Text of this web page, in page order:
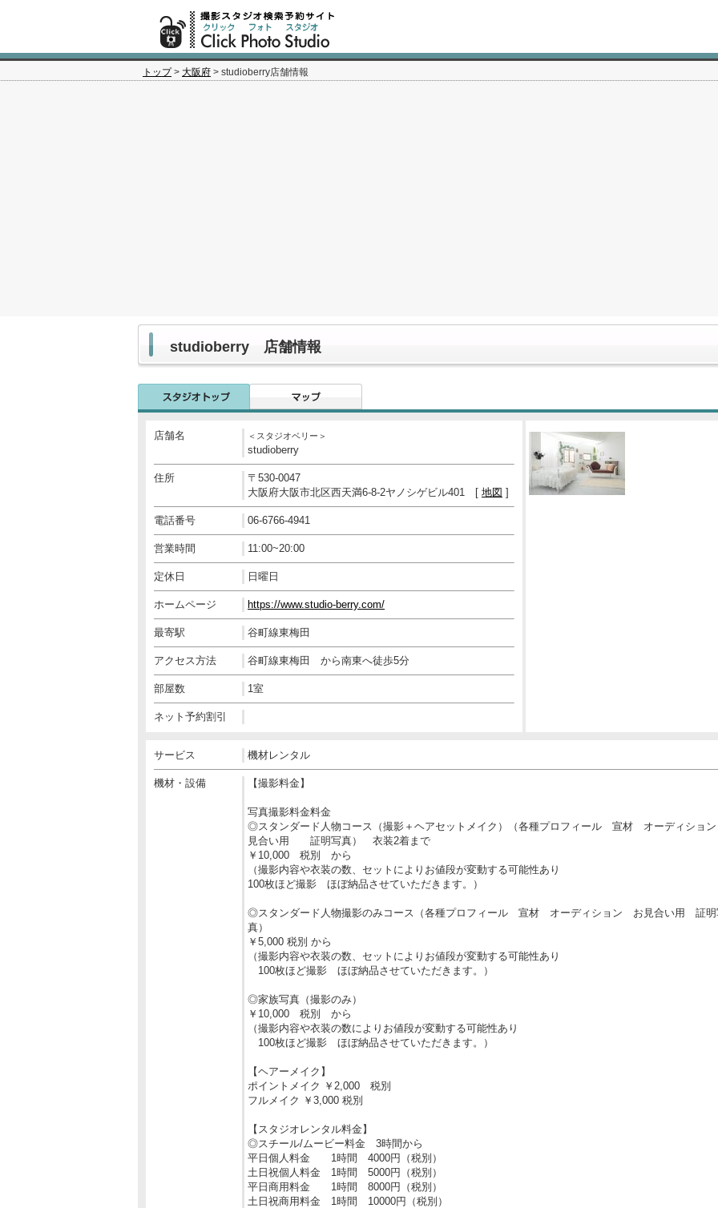
トップ> 大阪府 > studioberry店舗情報
studioberry 店舗情報
店舗名 ＜スタジオベリー＞
studioberry
住所
〒530-0047
大阪府大阪市北区西天満6-8-2ヤノシゲビル401 [ 地図 ]
電話番号 06-6766-4941
営業時間 11:00~20:00
定休日 日曜日
ホームページ https://www.studio-berry.com/
最寄駅 谷町線東梅田
アクセス方法 谷町線東梅田 から南東へ徒歩5分
部屋数 1室
ネット予約割引
サービス 機材レンタル
機材・設備 【撮影料金】
写真撮影料金料金
◎スタンダード人物コース（撮影＋ヘアセットメイク）（各種プロフィール 宣材 オーディショ
見合い用 証明写真） 衣装2着まで
￥10,000 税別 から
（撮影内容や衣装の数、セットによりお値段が変動する可能性あり
100枚ほど撮影 ほぼ納品させていただきます。）
◎スタンダード人物撮影のみコース（各種プロフィール 宣材 オーディション お見合い用 証明
真）
￥5,000 税別 から
（撮影内容や衣装の数、セットによりお値段が変動する可能性あり
100枚ほど撮影 ほぼ納品させていただきます。）
◎家族写真（撮影のみ）
￥10,000 税別 から
（撮影内容や衣装の数によりお値段が変動する可能性あり
100枚ほど撮影 ほぼ納品させていただきます。）
【ヘアーメイク】
ポイントメイク ￥2,000 税別
フルメイク ￥3,000 税別
【スタジオレンタル料金】
◎スチール/ムービー料金 3時間から
平日個人料金 1時間 4000円（税別）
土日祝個人料金 1時間 5000円（税別）
平日商用料金 1時間 8000円（税別）
土日祝商用料金 1時間 10000円（税別）